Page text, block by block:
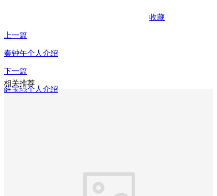
收藏
上一篇
秦钟午个人介绍
下一篇
薛宝琨个人介绍
相关推荐